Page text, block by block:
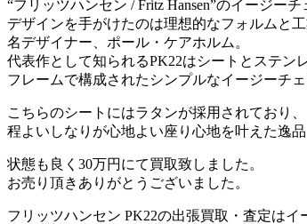
“フリッツハンセン / Fritz Hansen”のイージーチ
デザインを手がけたのは理想的なフォルムと
名デザイナー、ポール・ケアホルム。
代表作として知られるPK22はシートとステン
フレームで構成されたシンプルなイージーチェ
こちらのシートにはラタンが採用されており、
程よいしなりが心地よい座り心地を叶えた逸品
状態も良く30万円にて買取致しました。
お売り頂きありがとうございました。
フリッツハンセン PK22の出張買取・査定はイ